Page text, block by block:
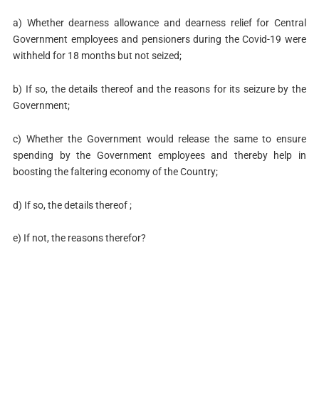
a) Whether dearness allowance and dearness relief for Central
Government employees and pensioners during the Covid-19 were
withheld for 18 months but not seized;
b) If so, the details thereof and the reasons for its seizure by the
Government;
c) Whether the Government would release the same to ensure
spending by the Government employees and thereby help in
boosting the faltering economy of the Country;
d) If so, the details thereof ;
e) If not, the reasons therefor?